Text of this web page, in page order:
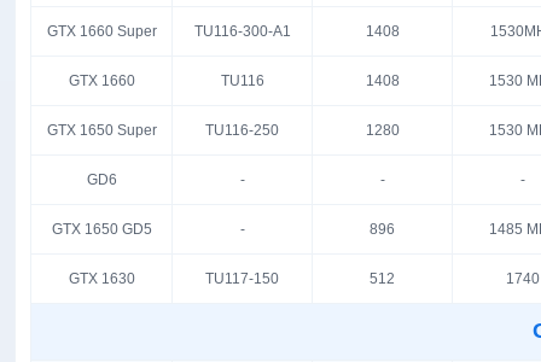
GTX 1660 Super TU116-300-A1 1408
GTX 1660 TU116 1408 1530
GTX 1650 Super TU116-250 1280 1530
GD6 - - -
GTX 1650 GD5 - 896 1485
GTX 1630 TU117-150 512 1740